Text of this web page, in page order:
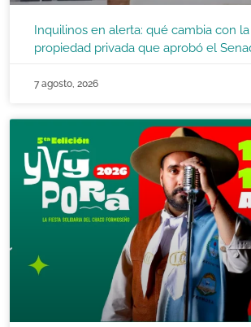
Inquilinos en alerta: qué cambia con
propiedad privada que aprobó el
7 agosto, 2026